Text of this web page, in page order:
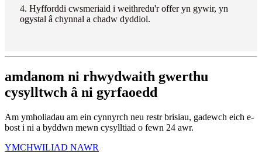
4. Hyfforddi cwsmeriaid i weithredu'r offer yn gywir, yn
ogystal â chynnal a chadw dyddiol.
amdanom ni rhwydwaith gwerthu
cysylltwch â ni gyrfaoedd
Am ymholiadau am ein cynnyrch neu restr brisiau, gadewch eich e-
bost i ni a byddwn mewn cysylltiad o fewn 24 awr.
YMCHWILIAD NAWR